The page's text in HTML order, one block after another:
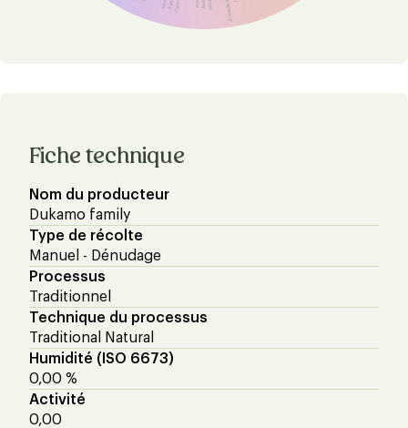
Fiche technique
Nom du producteur
Dukamo family
Type de récolte
Manuel - Dénudage
Processus
Traditionnel
Technique du processus
Traditional Natural
Humidité (ISO 6673)
0,00 %
Activité
0,00